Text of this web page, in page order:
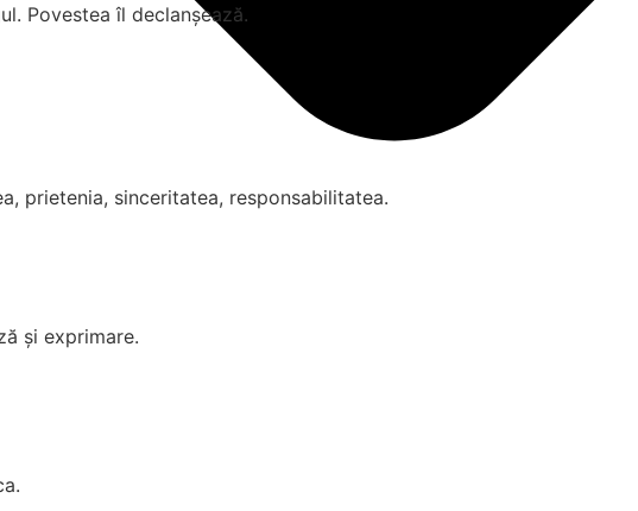
Povestea îl declanșează.
prietenia, sinceritatea, responsabilitatea.
și exprimare.